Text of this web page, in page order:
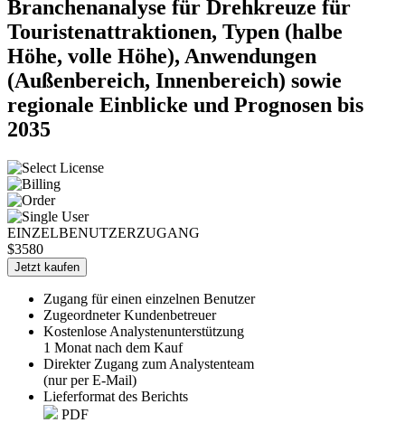
Branchenanalyse für Drehkreuze für
Touristenattraktionen, Typen (halbe
Höhe, volle Höhe), Anwendungen
(Außenbereich, Innenbereich) sowie
regionale Einblicke und Prognosen bis
2035
EINZELBENUTZERZUGANG
$3580
Jetzt kaufen
Zugang für einen einzelnen Benutzer
Zugeordneter Kundenbetreuer
Kostenlose Analystenunterstützung
1 Monat nach dem Kauf
Direkter Zugang zum Analystenteam
(nur per E-Mail)
Lieferformat des Berichts
PDF